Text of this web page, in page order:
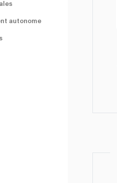
autonome